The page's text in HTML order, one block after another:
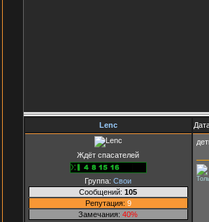
Lenc
Ждёт спасателей
Группа: Свои
Сообщений: 105
Репутация: 9
Замечания: 40%